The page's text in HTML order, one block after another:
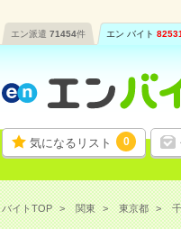
エン派遣 71454件 エン バイト 82531
気になるリスト 0
バイトTOP 関東 東京都